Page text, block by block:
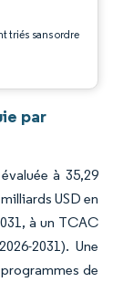
triés sans ordre
par
à 35,29
USD en
à un TCAC
2031). Une
de